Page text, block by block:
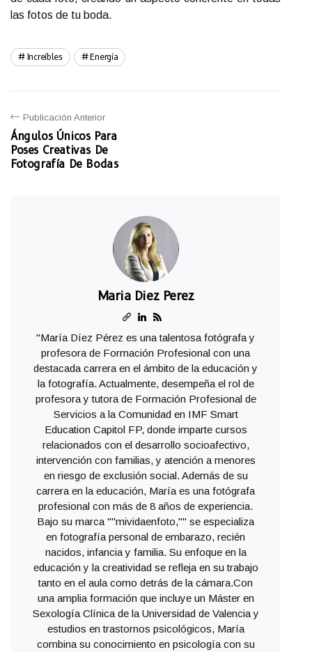
las fotos de tu boda.
Increíbles Energía
Publicación Anterior
Ángulos Únicos Para
Poses Creativas De
Fotografía De Bodas
Maria Diez Perez
"María Díez Pérez es una talentosa fotógrafa y
profesora de Formación Profesional con una
destacada carrera en el ámbito de la educación y
la fotografía. Actualmente, desempeña el rol de
profesora y tutora de Formación Profesional de
Servicios a la Comunidad en IMF Smart
Education Capitol FP, donde imparte cursos
relacionados con el desarrollo socioafectivo,
intervención con familias, y atención a menores
en riesgo de exclusión social. Además de su
carrera en la educación, María es una fotógrafa
profesional con más de 8 años de experiencia.
Bajo su marca ""mividaenfoto,"" se especializa
en fotografía personal de embarazo, recién
nacidos, infancia y familia. Su enfoque en la
educación y la creatividad se refleja en su trabajo
tanto en el aula como detrás de la cámara.Con
una amplia formación que incluye un Máster en
Sexología Clínica de la Universidad de Valencia y
estudios en trastornos psicológicos, María
combina su conocimiento en psicología con su